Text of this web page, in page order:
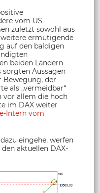
vom US-
zuletzt sowohl aus
weitere ermutigende
auf den baldigen
beiden Ländern
Aussagen
Bewegung, der
als „vermeidbar“
vor allem die hoch
im DAX weiter
Intern vom
eingehe, werfen
aktuellen DAX-